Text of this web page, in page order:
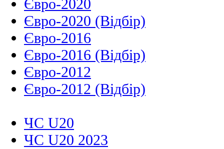
Євро-2020
Євро-2020 (Відбір)
Євро-2016
Євро-2016 (Відбір)
Євро-2012
Євро-2012 (Відбір)
ЧС U20
ЧС U20 2023